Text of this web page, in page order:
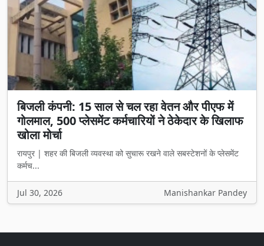
बिजली कंपनी: 15 साल से चल रहा वेतन और पीएफ में
गोलमाल, 500 प्लेसमेंट कर्मचारियों ने ठेकेदार के खिलाफ
खोला मोर्चा
रायपुर | शहर की बिजली व्यवस्था को सुचारू रखने वाले सबस्टेशनों के प्लेसमेंट
कर्मच...
Jul 30, 2026 Manishankar Pandey